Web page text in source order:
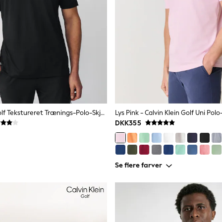
Sort - Aktiv Golf Tekstureret Trænings-Polo-Skjorte
Lys Pink - Calvin Klein Golf Uni
DKK355
Se flere farver